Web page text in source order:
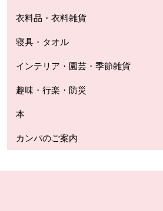
衣料品・衣料雑貨
寝具・タオル
インテリア・園芸・季節雑貨
趣味・行楽・防災
本
カンパのご案内